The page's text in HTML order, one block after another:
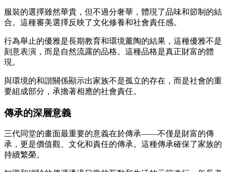
服裝的選擇雖然華貴，但不過分奢華，體現了品味和節制的結
合。這種審美選擇反映了文化修養和社會責任感。
行為舉止的優雅是長期教育和環境薰陶的結果，這種優雅不是
刻意表演，而是自然流露的品格。這種品格是真正財富的體
現。
與環境的和諧關係顯示出家族不是孤立的存在，而是社會的重
要組成部分，承擔著相應的社會責任。
傳承的深層意義
三代同堂的畫面最重要的意義在於傳承——不僅是財富的傳
承，更是價值觀、文化和責任的傳承。這種傳承確保了家族的
持續繁榮。